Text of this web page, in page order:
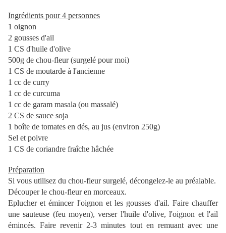
Ingrédients pour 4 personnes
1 oignon
2 gousses d'ail
1 CS d'huile d'olive
500g de chou-fleur (surgelé pour moi)
1 CS de moutarde à l'ancienne
1 cc de curry
1 cc de curcuma
1 cc de garam masala (ou massalé)
2 CS de sauce soja
1 boîte de tomates en dés, au jus (environ 250g)
Sel et poivre
1 CS de coriandre fraîche hâchée
Préparation
Si vous utilisez du chou-fleur surgelé, décongelez-le au préalable.
Découper le chou-fleur en morceaux.
Eplucher et émincer l'oignon et les gousses d'ail. Faire chauffer
une sauteuse (feu moyen), verser l'huile d'olive, l'oignon et l'ail
émincés. Faire revenir 2-3 minutes tout en remuant avec une